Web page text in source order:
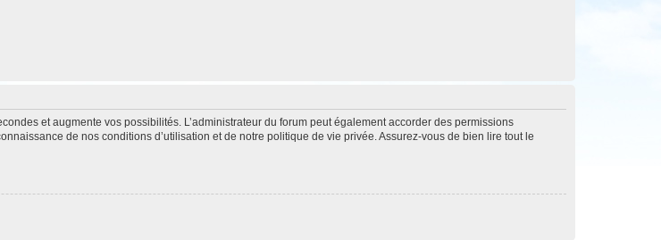
et augmente vos possibilités. L’administrateur du forum peut également accorder des permissions
de nos conditions d’utilisation et de notre politique de vie privée. Assurez-vous de bien lire tout le